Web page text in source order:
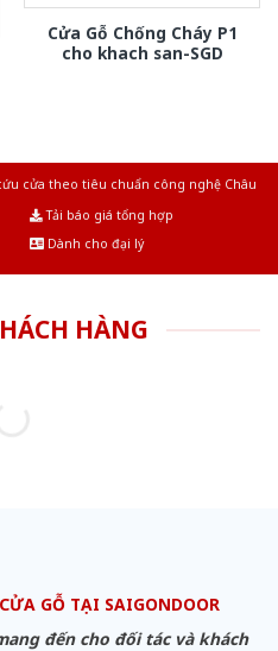
Cửa Gỗ Chống Cháy P1
cho khach san-SGD
cửa theo tiêu chuẩn công nghệ Châu
Tải báo giá tổng hợp
Dành cho đại lý
HÀNG
GỖ TẠI SAIGONDOOR
đến cho đối tác và khách